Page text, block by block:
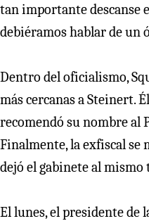
tan importante descanse
debiéramos hablar de un
Dentro del oficialismo,
más cercanas a Steinert.
recomendó su nombre al
Finalmente, la exfiscal se
dejó el gabinete al
El lunes, el presidente de